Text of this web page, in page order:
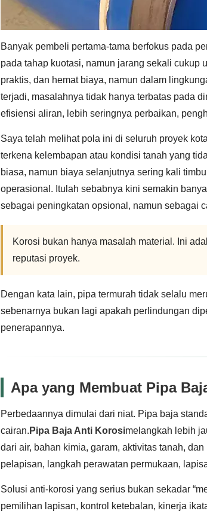
Banyak pembeli pertama-tama berfokus pada
pada tahap kuotasi, namun jarang sekali cukup
praktis, dan hemat biaya, namun dalam
terjadi, masalahnya tidak hanya terbatas pada
efisiensi aliran, lebih seringnya perbaikan,
Saya telah melihat pola ini di seluruh proyek
terkena kelembapan atau kondisi tanah yang
biasa, namun biaya selanjutnya sering kali
operasional. Itulah sebabnya kini semakin
sebagai peningkatan opsional, namun sebagai
Korosi bukan hanya masalah material. Ini
reputasi proyek.
Dengan kata lain, pipa termurah tidak selalu
sebenarnya bukan lagi apakah perlindungan
penerapannya.
Apa yang Membuat Pipa
Perbedaannya dimulai dari niat. Pipa baja
cairan. Pipa Baja Anti Korosimelangkah lebih
dari air, bahan kimia, garam, aktivitas tanah,
pelapisan, langkah perawatan permukaan,
Solusi anti-korosi yang serius bukan sekadar
pemilihan lapisan, kontrol ketebalan, kinerja